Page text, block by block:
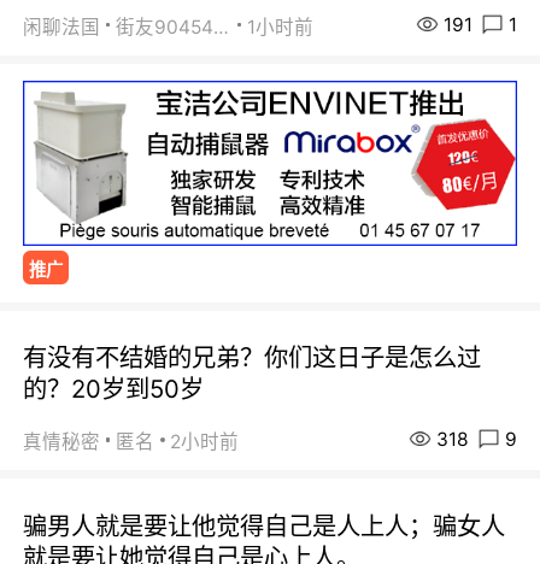
闲聊法国 街友90454511 1小时前 191 1
推广
有没有不结婚的兄弟？你们这日子是怎么过
的？20岁到50岁
真情秘密 匿名 2小时前 318 9
骗男人就是要让他觉得自己是人上人；骗女人
就是要让她觉得自己是心上人。